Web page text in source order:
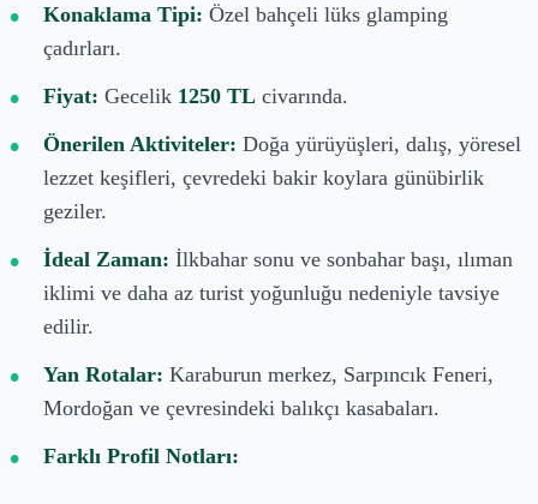
Konaklama Tipi: Özel bahçeli lüks glamping
çadırları.
Fiyat: Gecelik 1250 TL civarında.
Önerilen Aktiviteler: Doğa yürüyüşleri, dalış, yöresel
lezzet keşifleri, çevredeki bakir koylara günübirlik
geziler.
İdeal Zaman: İlkbahar sonu ve sonbahar başı, ılıman
iklimi ve daha az turist yoğunluğu nedeniyle tavsiye
edilir.
Yan Rotalar: Karaburun merkez, Sarpıncık Feneri,
Mordoğan ve çevresindeki balıkçı kasabaları.
Farklı Profil Notları: